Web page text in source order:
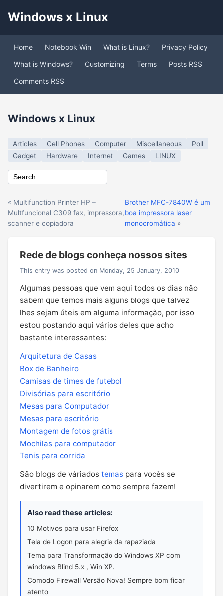
Windows x Linux
Home Notebook Win What is Linux?
Privacy Policy
What is Windows?
Customizing Terms
Posts RSS
Comments RSS
Windows x Linux
Articles Cell Phones Computer Miscellaneous
Poll
Gadget
Hardware Internet Games LINUX
« Multifunction Printer HP –
Multfuncional C309 fax, impressora,
scanner e copiadora
Brother MFC-7840W é um
boa impressora laser
monocromática »
Rede de blogs conheça nossos sites
This entry was posted on Monday, 25 January, 2010
Algumas pessoas que vem aqui todos os dias não
sabem que temos mais alguns blogs que talvez
lhes sejam úteis em alguma informação, por isso
estou postando aqui vários deles que acho
bastante interessantes:
Arquitetura de Casas
Box de Banheiro
Camisas de times de futebol
Divisórias para escritório
Mesas para Computador
Mesas para escritório
Montagem de fotos grátis
Mochilas para computador
Tenis para corrida
São blogs de váriados temas para vocês se
divertirem e opinarem como sempre fazem!
Also read these articles:
10 Motivos para usar Firefox
Tela de Logon para alegria da rapaziada
Tema para Transformação do Windows XP com
windows Blind 5.x , Win XP.
Comodo Firewall Versão Nova! Sempre bom ficar
atento